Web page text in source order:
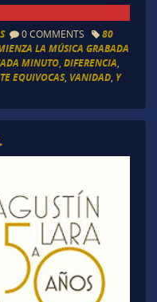
0 COMMENTS
80
LA MÚSICA GRABADA
MINUTO, DIFERENCIA
TE EQUIVOCAS, VANIDAD, Y